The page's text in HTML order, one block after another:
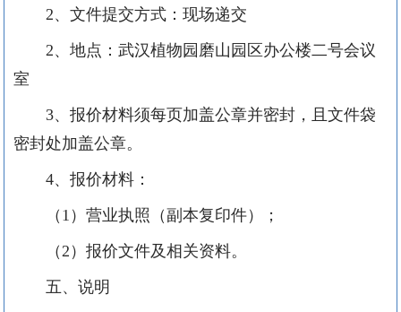
2、文件提交方式：现场递交
2、地点：武汉植物园磨山园区办公楼二号会议
室
3、报价材料须每页加盖公章并密封，且文件袋
密封处加盖公章。
4、报价材料：
（ 1）营业执照（副本复印件）；
（ 2）报价文件及相关资料。
五、说明